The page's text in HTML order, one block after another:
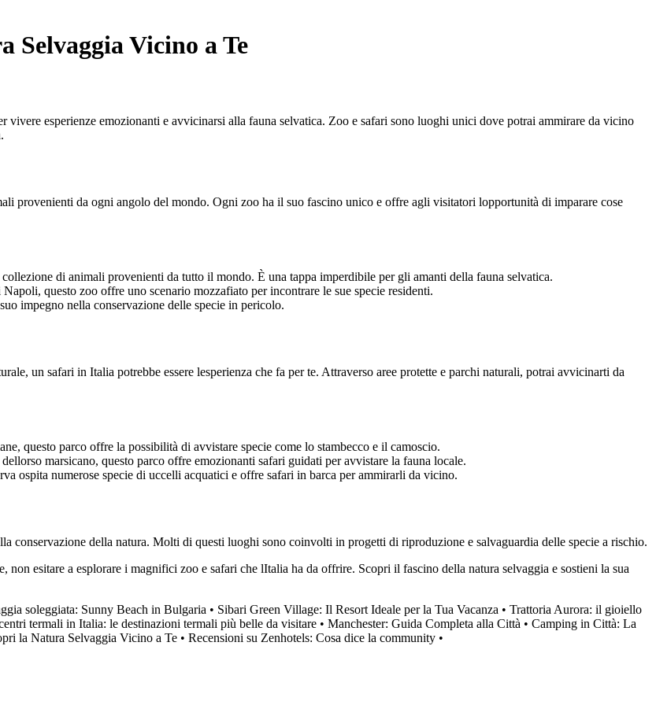
Selvaggia Vicino a Te
esperienze emozionanti e avvicinarsi alla fauna selvatica. Zoo e safari sono luoghi unici dove potrai ammirare da vicino
provenienti da ogni angolo del mondo. Ogni zoo ha il suo fascino unico e offre agli visitatori lopportunità di imparare cose
di animali provenienti da tutto il mondo. È una tappa imperdibile per gli amanti della fauna selvatica.
questo zoo offre uno scenario mozzafiato per incontrare le sue specie residenti.
impegno nella conservazione delle specie in pericolo.
un safari in Italia potrebbe essere lesperienza che fa per te. Attraverso aree protette e parchi naturali, potrai avvicinarti da
questo parco offre la possibilità di avvistare specie come lo stambecco e il camoscio.
marsicano, questo parco offre emozionanti safari guidati per avvistare la fauna locale.
ospita numerose specie di uccelli acquatici e offre safari in barca per ammirarli da vicino.
conservazione della natura. Molti di questi luoghi sono coinvolti in progetti di riproduzione e salvaguardia delle specie a rischio.
esitare a esplorare i magnifici zoo e safari che lItalia ha da offrire. Scopri il fascino della natura selvaggia e sostieni la sua
soleggiata: Sunny Beach in Bulgaria • Sibari Green Village: Il Resort Ideale per la Tua Vacanza • Trattoria Aurora: il gioiello
termali in Italia: le destinazioni termali più belle da visitare • Manchester: Guida Completa alla Città • Camping in Città: La
la Natura Selvaggia Vicino a Te • Recensioni su Zenhotels: Cosa dice la community •